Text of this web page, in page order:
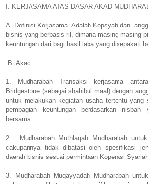
I. KERJASAMA ATAS DASAR AKAD
A. Definisi Kerjasama Adalah Kopsyah dan
bisnis yang berbasis ril, dimana masing-masing
keuntungan dari bagi hasil laba yang disepakati
B. Akad
1. Mudharabah Transaksi kerjasama antara
Bridgestone (sebagai shahibul maal) dengan
untuk melakukan kegiatan usaha tertentu yang
pembagian keuntungan berdasarkan nisbah
bersama.
2.
Mudharabah Muthlaqah Mudharabah
cakupannya tidak dibatasi oleh spesifikasi
daerah bisnis sesuai permintaan Koperasi
3. Mudharabah Muqayyadah Mudharabah